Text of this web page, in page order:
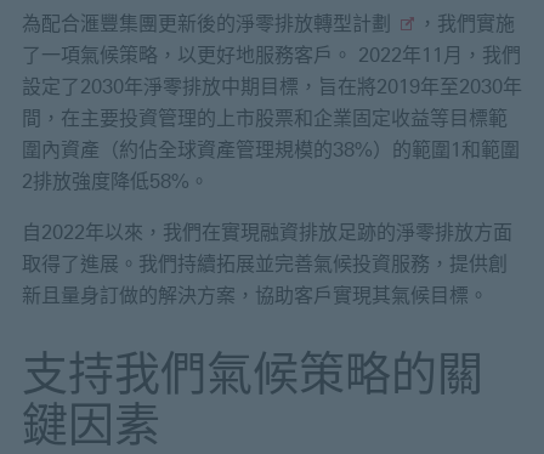
為配合滙豐集團更新後的淨零排放轉型計劃
，我們實施
了一項氣候策略，以更好地服務客戶。 2022年11月，我們
設定了2030年淨零排放中期目標，旨在將2019年至2030年
間，在主要投資管理的上市股票和企業固定收益等目標範
圍內資產（約佔全球資產管理規模的38%）的範圍1和範圍
2排放強度降低58%。
自2022年以來，我們在實現融資排放足跡的淨零排放方面
取得了進展。我們持續拓展並完善氣候投資服務，提供創
新且量身訂做的解決方案，協助客戶實現其氣候目標。
支持我們氣候策略的關
鍵因素